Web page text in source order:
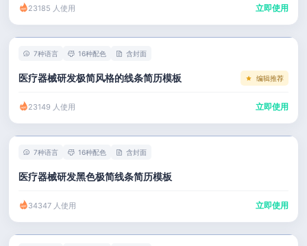
23185 人使用 立即使用
7种语言 16种配色 含封面
医疗器械研发极简风格的线条简历模板 编辑推荐
23149 人使用 立即使用
7种语言 16种配色 含封面
医疗器械研发黑色极简线条简历模板
34347 人使用 立即使用